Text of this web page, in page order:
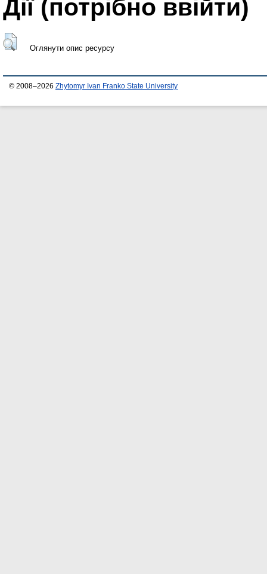
Дії ​​(потрібно ввійти)
Оглянути опис ресурсу
© 2008–2026 Zhytomyr Ivan Franko State University